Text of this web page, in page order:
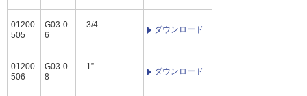
01200
505
G03-0
6
01200
506
G03-0
8
3/4
1”
ダウンロード
ダウンロード